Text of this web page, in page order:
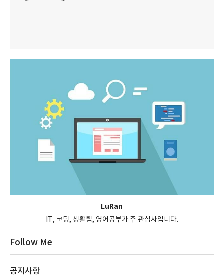
LuRan
IT, 코딩, 생활팁, 영어공부가 주 관심사입니다.
Follow Me
공지사항